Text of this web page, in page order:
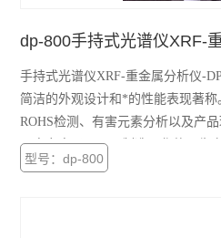
dp-800手持式光谱仪XRF-
手持式光谱仪XRF-重金属分析仪-
简洁的外观设计和*的性能表现著
ROHS检测、有害元素分析以及产
于电力电子、玩具制造、化妆品生
型号：dp-800